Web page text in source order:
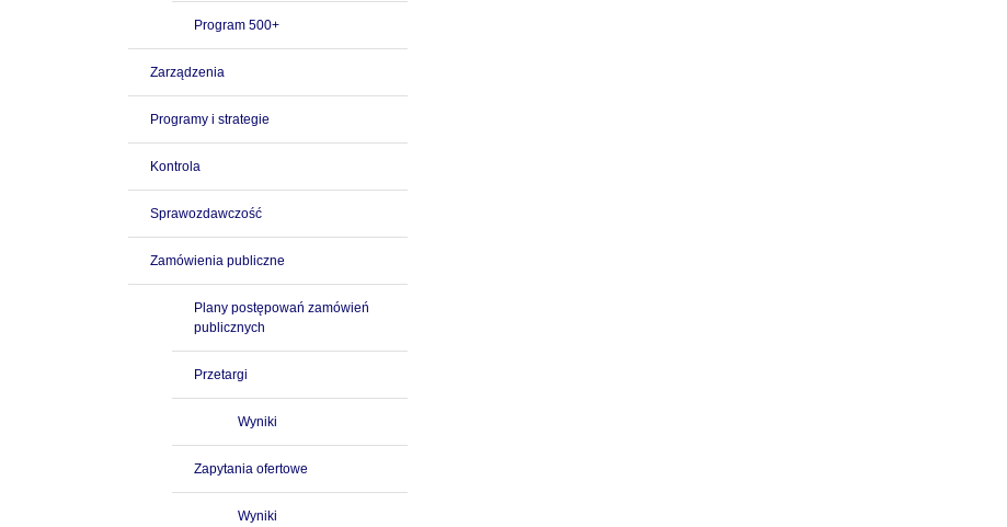
Program 500+
Zarządzenia
Programy i strategie
Kontrola
Sprawozdawczość
Zamówienia publiczne
Plany postępowań zamówień
publicznych
Przetargi
Wyniki
Zapytania ofertowe
Wyniki